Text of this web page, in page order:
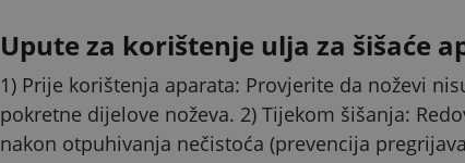
Upute za korištenje ulja za šišaće
1) Prije korištenja aparata: Provjerite da noževi
pokretne dijelove noževa. 2) Tijekom šišanja:
nakon otpuhivanja nečistoća (prevencija